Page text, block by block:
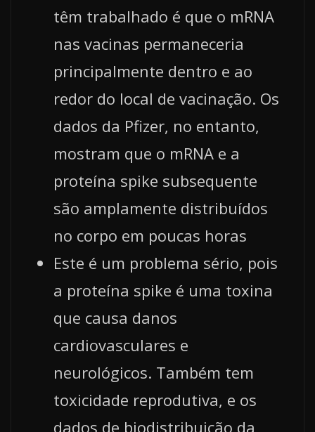
têm trabalhado é que o mRNA
nas vacinas permaneceria
principalmente dentro e ao
redor do local de vacinação. Os
dados da Pfizer, no entanto,
mostram que o mRNA e a
proteína spike subsequente
são amplamente distribuídos
no corpo em poucas horas
Este é um problema sério, pois
a proteína spike é uma toxina
que causa danos
cardiovasculares e
neurológicos. Também tem
toxicidade reprodutiva, e os
dados de biodistribuição da